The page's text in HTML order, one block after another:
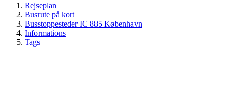
Rejseplan
Busrute på kort
Busstoppesteder IC 885 København
Informations
Tags